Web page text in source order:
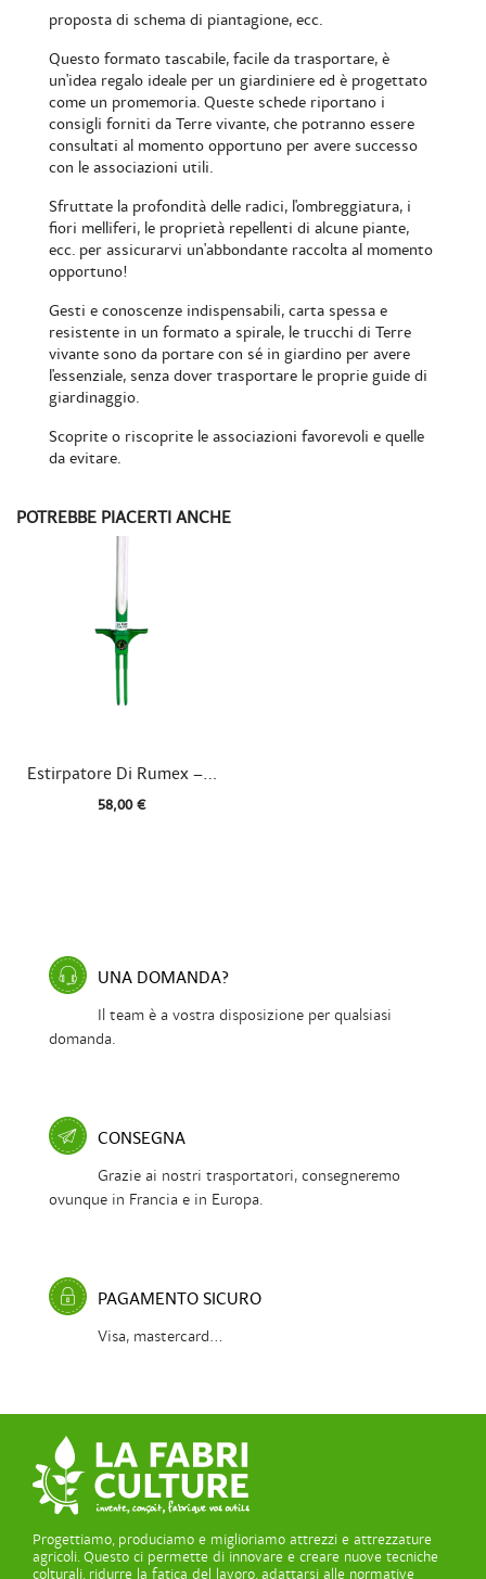
proposta di schema di piantagione, ecc.
Questo formato tascabile, facile da trasportare, è
un'idea regalo ideale per un giardiniere ed è progettato
come un promemoria. Queste schede riportano i
consigli forniti da Terre vivante, che potranno essere
consultati al momento opportuno per avere successo
con le associazioni utili.
Sfruttate la profondità delle radici, l'ombreggiatura, i
fiori melliferi, le proprietà repellenti di alcune piante,
ecc. per assicurarvi un'abbondante raccolta al momento
opportuno!
Gesti e conoscenze indispensabili, carta spessa e
resistente in un formato a spirale, le trucchi di Terre
vivante sono da portare con sé in giardino per avere
l'essenziale, senza dover trasportare le proprie guide di
giardinaggio.
Scoprite o riscoprite le associazioni favorevoli e quelle
da evitare.
POTREBBE PIACERTI ANCHE
Vista rapida
Estirpatore Di Rumex –...
58,00 €
UNA DOMANDA?
Il team è a vostra disposizione per qualsiasi
domanda.
CONSEGNA
Grazie ai nostri trasportatori, consegneremo
ovunque in Francia e in Europa.
PAGAMENTO SICURO
Visa, mastercard...
Progettiamo, produciamo e miglioriamo attrezzi e attrezzature
agricoli. Questo ci permette di innovare e creare nuove tecniche
colturali, ridurre la fatica del lavoro, adattarsi alle normative